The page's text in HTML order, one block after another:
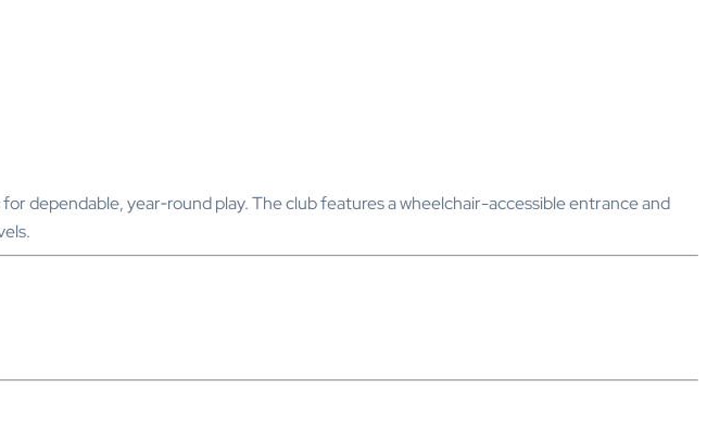
dependable, year‑round play. The club features a wheelchair-accessible entrance and